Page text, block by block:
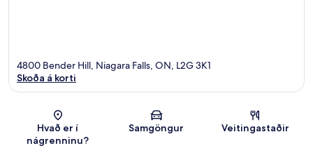
Kort
4800 Bender Hill, Niagara Falls, ON, L2G 3K1
Skoða á korti
Hvað er í
nágrenninu?
Samgöngur Veitingastaðir